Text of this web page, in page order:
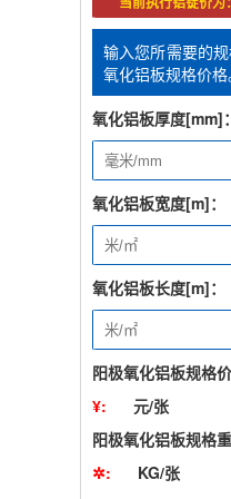
输入您所需要的
氧化铝板规格价格
氧化铝板厚度[mm]：
氧化铝板宽度[m]：
氧化铝板长度[m]：
阳极氧化铝板规格价
¥:
元/张
阳极氧化铝板规格重
✲:
KG/张